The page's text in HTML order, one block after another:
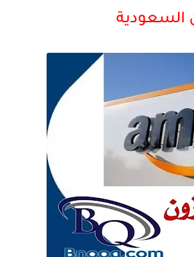
السعودية